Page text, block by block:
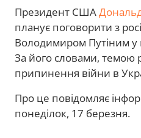
Президент США
планує поговорити з
Володимиром Путіним у
За його словами, темою
припинення війни в
Про це повідомляє
понеділок, 17 березня.